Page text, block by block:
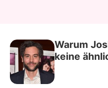
Warum
keine